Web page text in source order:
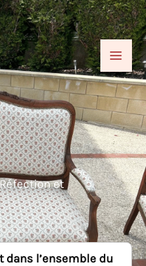
et
l’ensemble du